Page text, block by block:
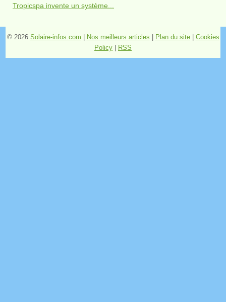
Tropicspa invente un système...
© 2026 Solaire-infos.com Nos meilleurs articles Plan du site| Cookies
Policy
RSS